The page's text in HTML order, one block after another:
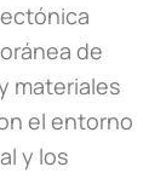
de
materiales
el entorno
y los